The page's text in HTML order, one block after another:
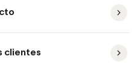
clientes